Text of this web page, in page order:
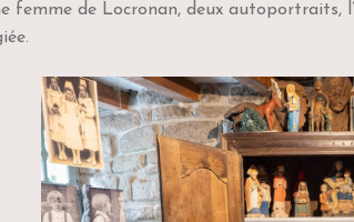
femme de Locronan, deux autoportraits,